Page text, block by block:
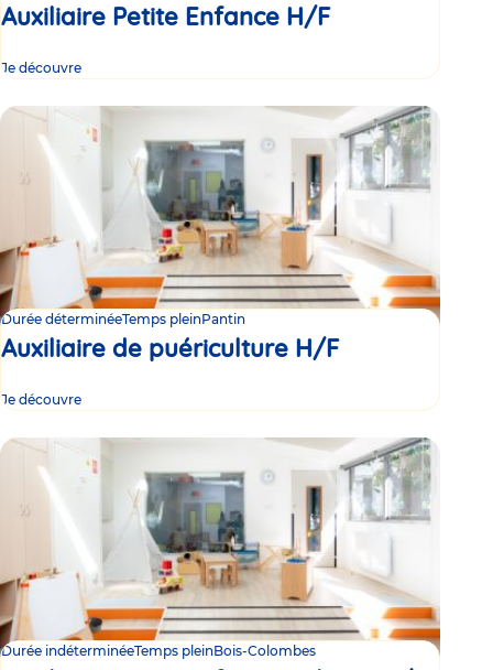
Auxiliaire Petite Enfance H/F
Je découvre
Durée déterminéeTemps pleinPantin
Auxiliaire de puériculture H/F
Je découvre
Durée indéterminéeTemps pleinBois-Colombes